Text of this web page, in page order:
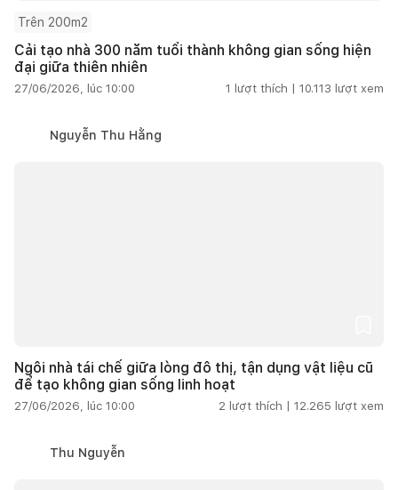
Trên 200m2
Cải tạo nhà 300 năm tuổi thành không gian sống hiện
đại giữa thiên nhiên
27/06/2026, lúc 10:00 1 lượt thích | 10.113 lượt xem
Nguyễn Thu Hằng
Ngôi nhà tái chế giữa lòng đô thị, tận dụng vật liệu cũ
để tạo không gian sống linh hoạt
27/06/2026, lúc 10:00 2 lượt thích | 12.265 lượt xem
Thu Nguyễn